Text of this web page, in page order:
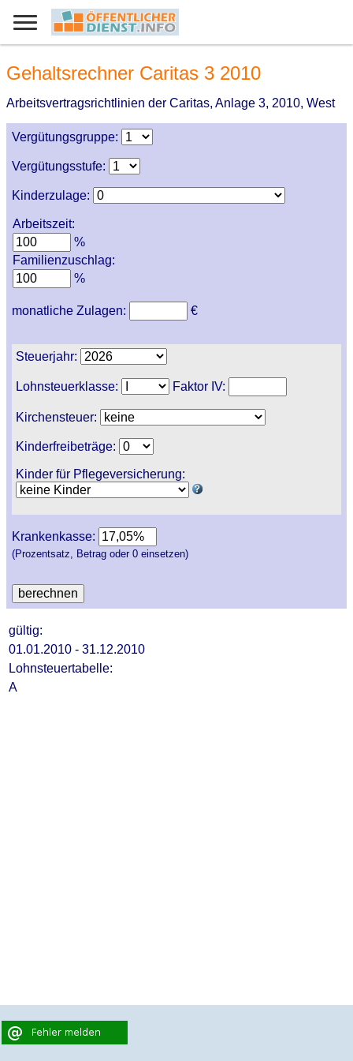
Gehaltsrechner Caritas 3 2010
Arbeitsvertragsrichtlinien der Caritas, Anlage 3, 2010, West
Vergütungsgruppe:
Vergütungsstufe:
Kinderzulage:
Arbeitszeit:
%
Familienzuschlag:
%
monatliche Zulagen: €
Steuerjahr:
Lohnsteuerklasse: Faktor IV:
Kirchensteuer:
Kinderfreibeträge:
Kinder für Pflegeversicherung:
Krankenkasse:
(Prozentsatz, Betrag oder 0 einsetzen)
gültig:
01.01.2010 - 31.12.2010
Lohnsteuertabelle:
A